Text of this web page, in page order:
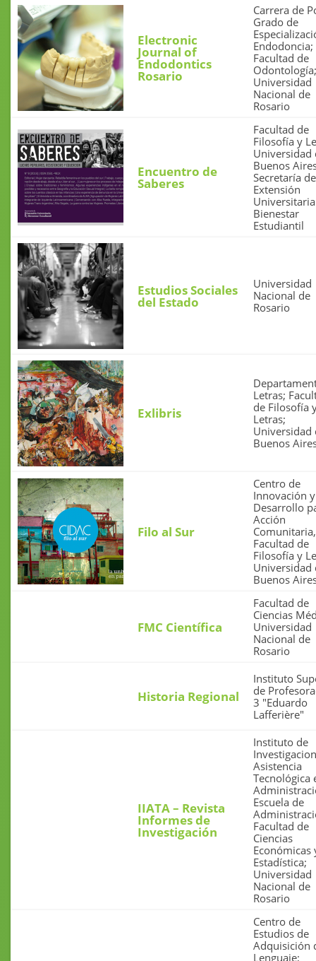
Electronic
Journal of
Endodontics
Rosario
Carrera de
Grado de
Endodoncia;
Facultad de
Odontología;
Universidad
Nacional de
Rosario
Encuentro de
Saberes
Facultad de
Filosofía y
Universidad
Buenos
Secretaría de
Extensión
Bienestar
Estudiantil
Estudios Sociales
del Estado
Universidad
Nacional de
Rosario
Exlibris
Letras;
de Filosofía
Letras;
Universidad
Buenos
Filo al Sur
Centro de
Innovación y
Desarrollo
Acción
Comunitaria,
Facultad de
Filosofía y
Universidad
Buenos
FMC Científica
Facultad de
Ciencias
Universidad
Nacional de
Rosario
Historia Regional
Instituto
de
3 "Eduardo
Lafferière"
IIATA – Revista
Informes de
Investigación
Instituto de
Asistencia
Tecnológica
Escuela de
Facultad de
Ciencias
Económicas
Estadística;
Universidad
Nacional de
Rosario
Centro de
Estudios de
Adquisición
Lenguaje;